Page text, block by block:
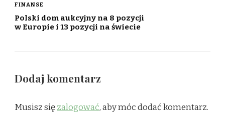
FINANSE
Polski dom aukcyjny na 8 pozycji
w Europie i 13 pozycji na świecie
Dodaj komentarz
Musisz sięzalogować, aby móc dodać komentarz.